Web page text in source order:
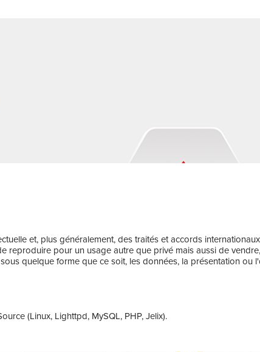
et, plus généralement, des traités et accords
pour un usage autre que privé mais aussi de
quelque forme que ce soit, les données, la présentation ou
(Linux, Lighttpd, MySQL, PHP, Jelix).